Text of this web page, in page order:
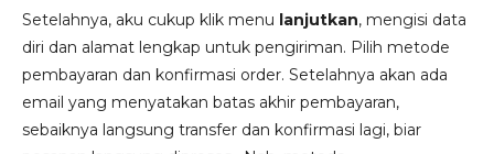
Setelahnya, aku cukup klik menu lanjutkan, mengisi data
diri dan alamat lengkap untuk pengiriman. Pilih metode
pembayaran dan konfirmasi order. Setelahnya akan ada
email yang menyatakan batas akhir pembayaran,
sebaiknya langsung transfer dan konfirmasi lagi, biar